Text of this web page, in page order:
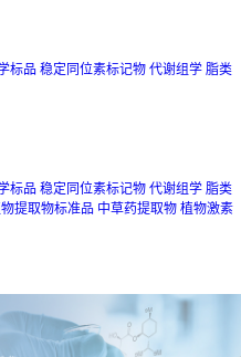
标品 稳定同位素标记物 代谢组学 脂类
标品 稳定同位素标记物 代谢组学 脂类
提取物标准品 中草药提取物 植物激素